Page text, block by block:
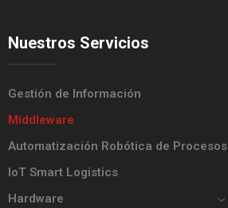
Nuestros Servicios
Gestión de Información
Middleware
Automatización Robótica de Procesos
IoT Smart Logistics
Hardware